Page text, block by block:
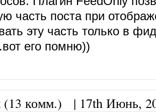
часть поста при
эту часть только в
его помню))
(13 комм.) | 17th Июнь,